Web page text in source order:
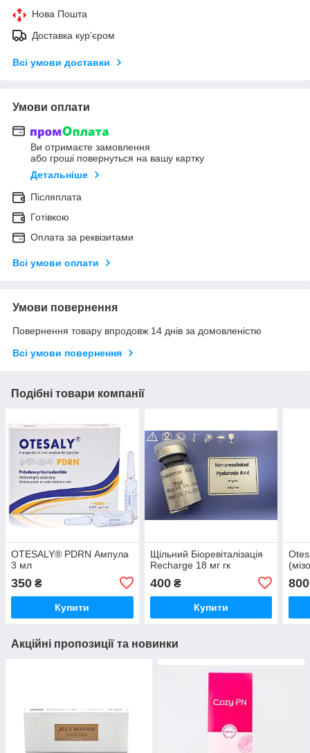
Нова Пошта
Доставка кур'єром
Всі умови доставки
Умови оплати
Ви отримаєте замовлення
або гроші повернуться на вашу картку
Детальніше
Післяплата
Готівкою
Оплата за реквізитами
Всі умови оплати
Умови повернення
Повернення товару впродовж 14 днів за домовленістю
Всі умови повернення
Подібні товари компанії
OTESALY® PDRN Ампула
3 мл
350 ₴
Купити
Щільний Біоревіталізація
Recharge 18 мг гк
400₴
Купити
800
Акційні пропозиції та новинки